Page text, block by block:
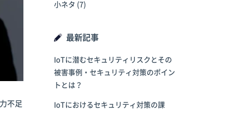
不足
小ネタ (7)
最新記事
IoTに潜むセキュリティリスクとその
被害事例・セキュリティ対策のポイン
トとは？
IoTにおけるセキュリティ対策の課